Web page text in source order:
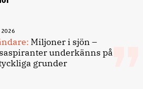
Miljoner i sjön –
underkänns på
grunder